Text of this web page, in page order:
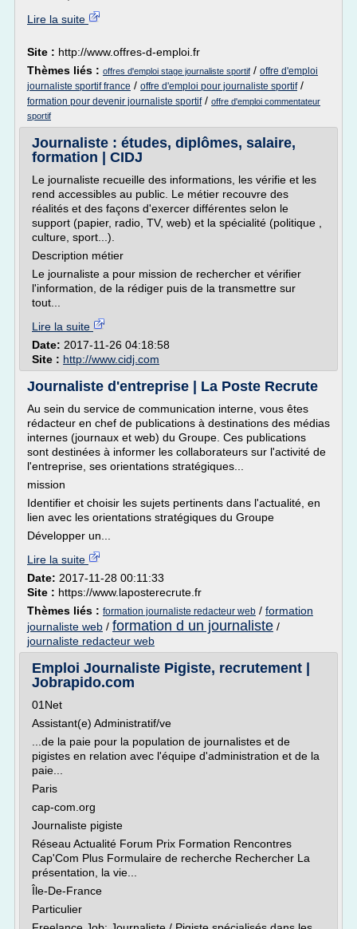
Lire la suite
Site : http://www.offres-d-emploi.fr
Thèmes liés : offres d'emploi stage journaliste sportif / offre d'emploi
journaliste sportif france / offre d'emploi pour journaliste sportif/
formation pour devenir journaliste sportif/ offre d'emploi commentateur
sportif
Journaliste : études, diplômes, salaire,
formation | CIDJ
Le journaliste recueille des informations, les vérifie et les
rend accessibles au public. Le métier recouvre des
réalités et des façons d'exercer différentes selon le
support (papier, radio, TV, web) et la spécialité (politique ,
culture, sport...).
Description métier
Le journaliste a pour mission de rechercher et vérifier
l'information, de la rédiger puis de la transmettre sur
tout...
Lire la suite
Date: 2017-11-26 04:18:58
Site : http://www.cidj.com
Journaliste d'entreprise | La Poste Recrute
Au sein du service de communication interne, vous êtes
rédacteur en chef de publications à destinations des médias
internes (journaux et web) du Groupe. Ces publications
sont destinées à informer les collaborateurs sur l'activité de
l'entreprise, ses orientations stratégiques...
mission
Identifier et choisir les sujets pertinents dans l'actualité, en
lien avec les orientations stratégiques du Groupe
Développer un...
Lire la suite
Date: 2017-11-28 00:11:33
Site : https://www.laposterecrute.fr
Thèmes liés : formation journaliste redacteur web / formation
journaliste web / formation d un journaliste /
journaliste redacteur web
Emploi Journaliste Pigiste, recrutement |
Jobrapido.com
01Net
Assistant(e) Administratif/ve
...de la paie pour la population de journalistes et de
pigistes en relation avec l'équipe d'administration et de la
paie...
Paris
cap-com.org
Journaliste pigiste
Réseau Actualité Forum Prix Formation Rencontres
Cap'Com Plus Formulaire de recherche Rechercher La
présentation, la vie...
Île-De-France
Particulier